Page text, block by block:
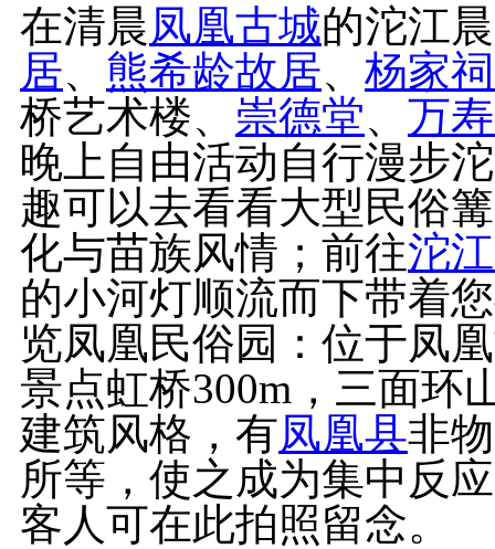
在清晨凤凰古城的沱江
居、 熊希龄故居、 杨家
桥艺术楼、 崇德堂、 万
晚上自由活动自行漫步
趣可以去看看大型民俗
化与苗族风情；前往沱
的小河灯顺流而下带着
览凤凰民俗园：位于凤
景点虹桥300m，三面环
建筑风格，有凤凰县非
所等，使之成为集中反
客人可在此拍照留念。